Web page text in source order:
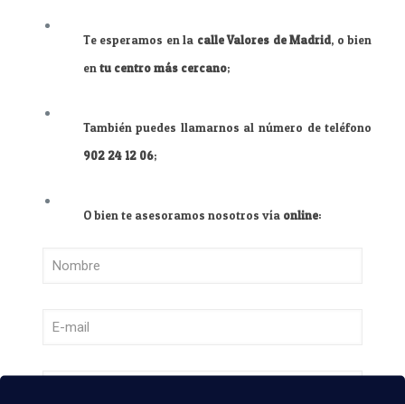
Te esperamos en la calle Valores de Madrid, o bien
entu centro más cercano;
También puedes llamarnos al número de teléfono
902 24 12 06;
O bien te asesoramos nosotros vía online: